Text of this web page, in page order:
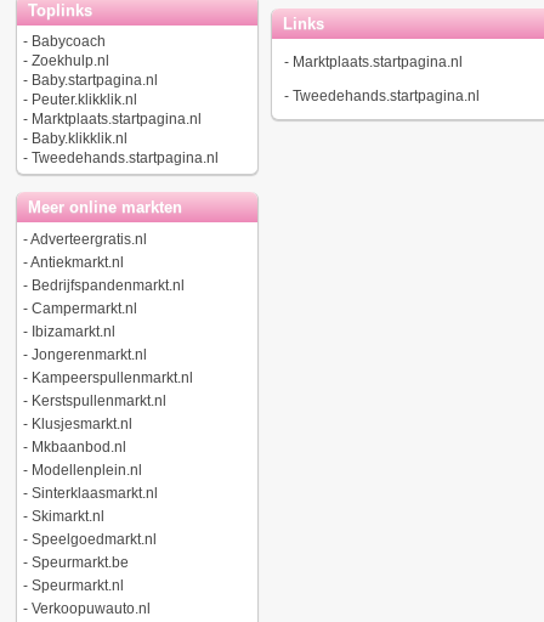
Toplinks
- Babycoach
- Zoekhulp.nl
- Baby.startpagina.nl
- Peuter.klikklik.nl
- Marktplaats.startpagina.nl
- Baby.klikklik.nl
- Tweedehands.startpagina.nl
Meer online markten
-Adverteergratis.nl
-Antiekmarkt.nl
- Bedrijfspandenmarkt.nl
- Campermarkt.nl
- Ibizamarkt.nl
- Jongerenmarkt.nl
- Kampeerspullenmarkt.nl
- Kerstspullenmarkt.nl
- Klusjesmarkt.nl
- Mkbaanbod.nl
- Modellenplein.nl
- Sinterklaasmarkt.nl
- Skimarkt.nl
- Speelgoedmarkt.nl
- Speurmarkt.be
- Speurmarkt.nl
- Verkoopuwauto.nl
Links
- Marktplaats.startpagina.nl
- Tweedehands.startpagina.nl